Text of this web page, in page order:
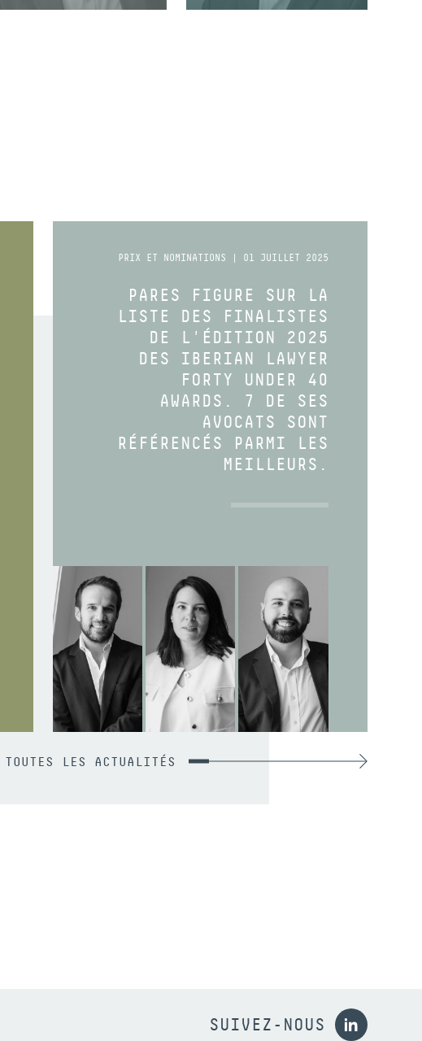
COLLABORATEUR SÉNIOR COLLABORATEUR SÉNIOR
PRIX ET NOMINATIONS | 01 JUILLET 2025
PARES FIGURE SUR LA
LISTE DES FINALISTES
DE L'ÉDITION 2025
DES IBERIAN LAWYER
FORTY UNDER 40
AWARDS. 7 DE SES
AVOCATS SONT
RÉFÉRENCÉS PARMI LES
MEILLEURS.
TOUTES LES ACTUALITÉS
SUIVEZ-NOUS